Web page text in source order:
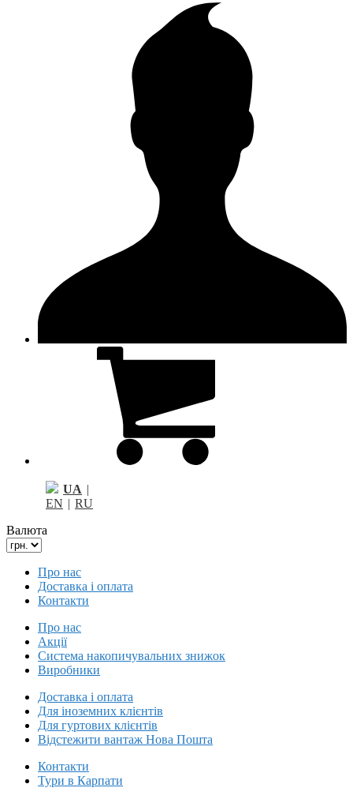
UA |
EN | RU
Валюта
Про нас
Доставка і оплата
Контакти
Про нас
Акції
Система накопичувальних знижок
Виробники
Доставка і оплата
Для іноземних клієнтів
Для гуртових клієнтів
Відстежити вантаж Нова Пошта
Контакти
Тури в Карпати